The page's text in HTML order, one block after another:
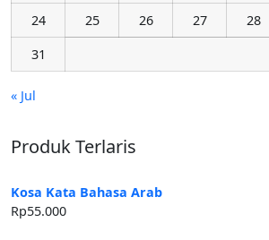
24
25 26 27 28
31
« Jul
Produk Terlaris
Kosa Kata Bahasa Arab
Rp55.000